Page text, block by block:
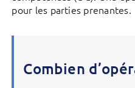
pour les parties prenantes.
Combien